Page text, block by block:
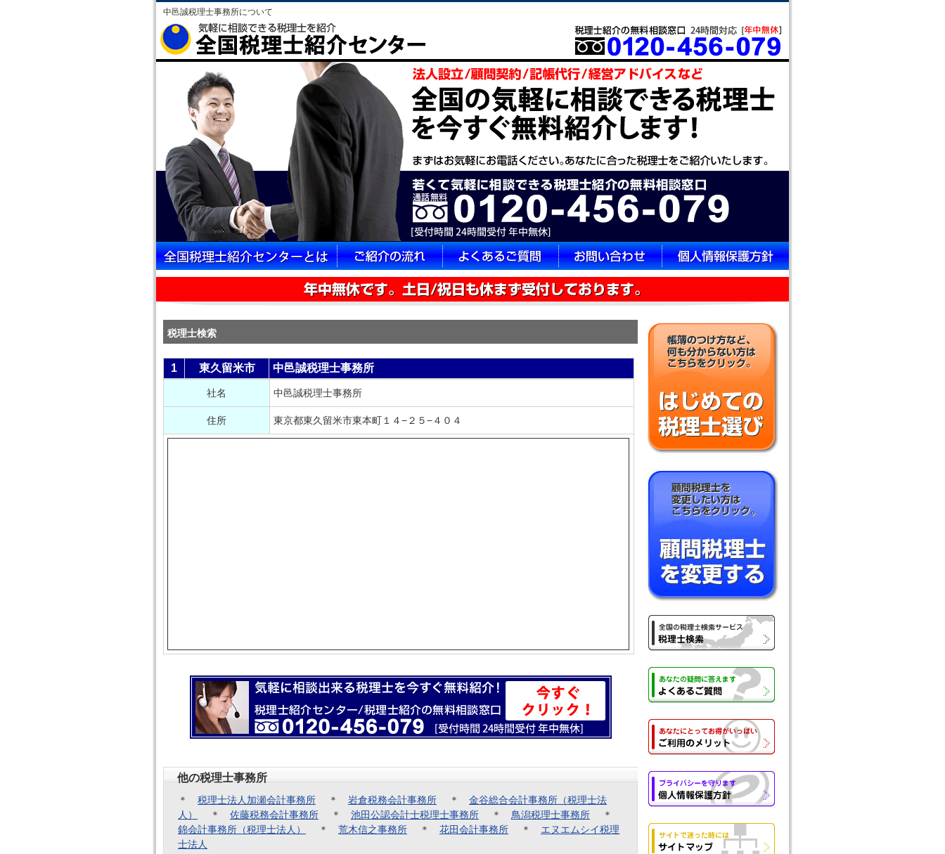
中邑誠税理士事務所について
税理士検索
1 東久留米市 中邑誠税理士事務所
社名 中邑誠税理士事務所
住所 東京都東久留米市東本町１４−２５−４０４
他の税理士事務所
＊ 税理士法人加瀬会計事務所 ＊ 岩倉税務会計事務所 ＊ 金谷総合会計事務所（税理士法
人）
＊ 佐藤税務会計事務所 ＊ 池田公認会計士税理士事務所 ＊ 鳥潟税理士事務所 ＊
錦会計事務所（税理士法人）
＊ 荒木信之事務所 ＊ 花田会計事務所 ＊ エヌエムシイ税理
士法人